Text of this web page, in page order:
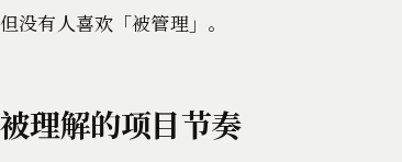
但没有人喜欢「被管理」。
被理解的项目节奏